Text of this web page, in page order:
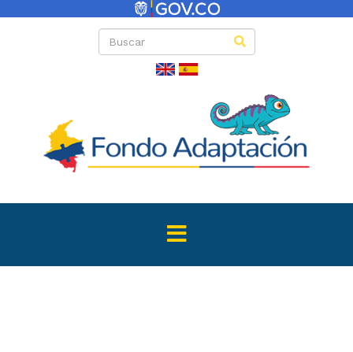
Portafolio de